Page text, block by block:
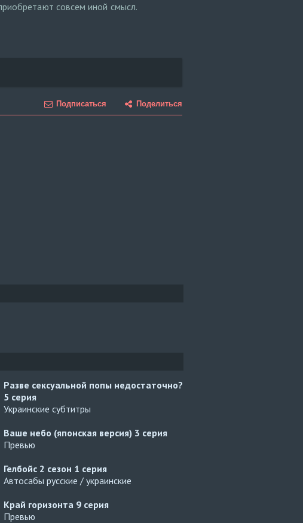
совсем иной смысл.
Подписаться Поделиться
Разве сексуальной попы недостаточно?
5 серия
Украинские субтитры
Ваше небо (японская версия) 3 серия
Превью
Гелбойс 2 сезон 1 серия
Автосабы русские / украинские
Край горизонта 9 серия
Превью